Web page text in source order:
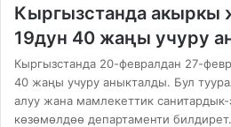
Кыргызстанда акыркы
19дун 40 жаңы учуру
Кыргызстанда 20-февралдан 27-
40 жаңы учуру аныкталды. Бул
алуу жана мамлекеттик
көзөмөлдөө департаменти